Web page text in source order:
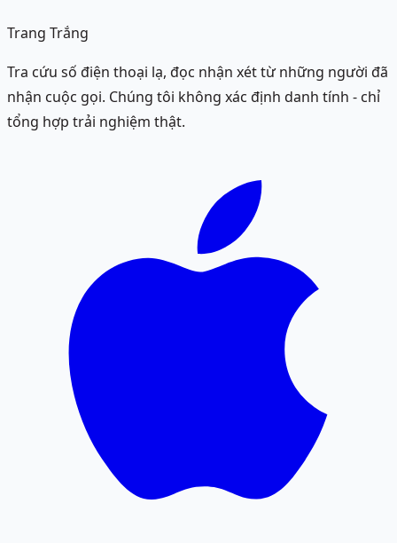
Trang Trắng
Tra cứu số điện thoại lạ, đọc nhận xét từ những người đã
nhận cuộc gọi. Chúng tôi không xác định danh tính - chỉ
tổng hợp trải nghiệm thật.